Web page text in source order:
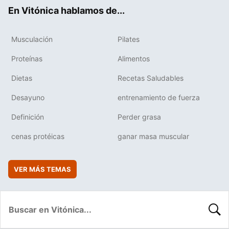
En Vitónica hablamos de...
Musculación Pilates
Proteínas Alimentos
Dietas Recetas Saludables
Desayuno entrenamiento de fuerza
Definición Perder grasa
cenas protéicas ganar masa muscular
VER MÁS TEMAS